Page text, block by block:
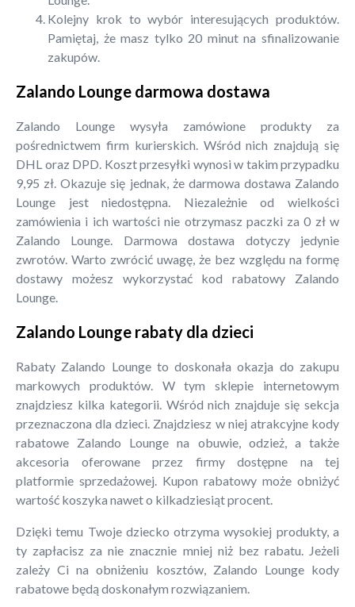
Kolejny krok to wybór interesujących produktów.
Pamiętaj, że masz tylko 20 minut na sfinalizowanie
zakupów.
Zalando Lounge darmowa dostawa
Zalando Lounge wysyła zamówione produkty za
pośrednictwem firm kurierskich. Wśród nich znajdują się
DHL oraz DPD. Koszt przesyłki wynosi w takim przypadku
9,95 zł. Okazuje się jednak, że darmowa dostawa Zalando
Lounge jest niedostępna. Niezależnie od wielkości
zamówienia i ich wartości nie otrzymasz paczki za 0 zł w
Zalando Lounge. Darmowa dostawa dotyczy jedynie
zwrotów. Warto zwrócić uwagę, że bez względu na formę
dostawy możesz wykorzystać kod rabatowy Zalando
Lounge.
Zalando Lounge rabaty dla dzieci
Rabaty Zalando Lounge to doskonała okazja do zakupu
markowych produktów. W tym sklepie internetowym
znajdziesz kilka kategorii. Wśród nich znajduje się sekcja
przeznaczona dla dzieci. Znajdziesz w niej atrakcyjne kody
rabatowe Zalando Lounge na obuwie, odzież, a także
akcesoria oferowane przez firmy dostępne na tej
platformie sprzedażowej. Kupon rabatowy może obniżyć
wartość koszyka nawet o kilkadziesiąt procent.
Dzięki temu Twoje dziecko otrzyma wysokiej produkty, a
ty zapłacisz za nie znacznie mniej niż bez rabatu. Jeżeli
zależy Ci na obniżeniu kosztów, Zalando Lounge kody
rabatowe będą doskonałym rozwiązaniem.